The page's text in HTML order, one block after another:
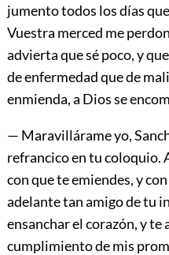
jumento todos los días
Vuestra merced me
advierta que sé poco, y
de enfermedad que de
enmienda, a Dios se
— Maravillárame yo,
refrancico en tu coloquio.
con que te emiendes, y
adelante tan amigo de tu
ensanchar el corazón, y te
cumplimiento de mis